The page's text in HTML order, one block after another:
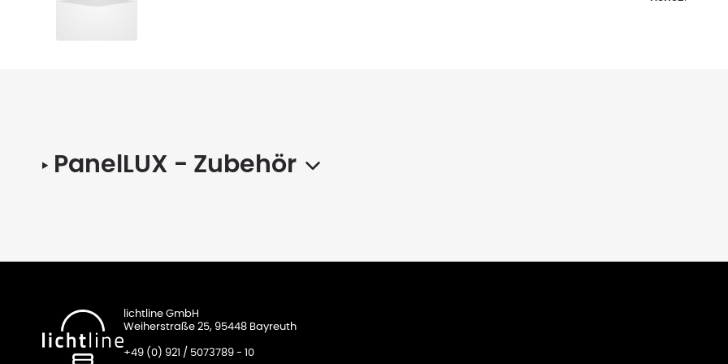
PanelLUX - Zubehör
lichtline GmbH
Weiherstraße 25, 95448 Bayreuth
+49 (0) 921 / 5073789 - 10